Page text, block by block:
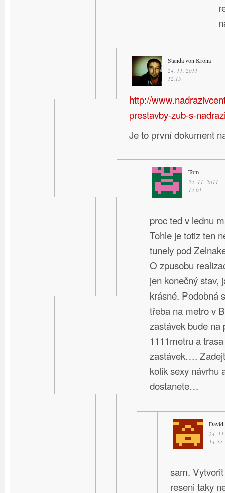
Standa von Kröna
24. 11. 2011
12.15
http://
prestavby-zub-s-
Je to první dokument
Tom
24. 11. 2011
14.01
proc ted v lednu
Tohle je totiz ten
tunely pod
O zpusobu
jen konečný stav,
krásné. Podobná
třeba na metro v
zastávek bude na
1111metru a
zastávek….
kolik sexy návrhu
dostanete…
David
24.
14.34
sam.
reseni taky